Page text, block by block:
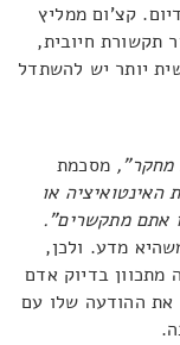
קצ'ום ממליץ
תקשורת חיובית,
יותר יש להשתדל
מחקר", מסכמת
או
אתם מתקשרים".
מדע. ולכן,
בדיוק אדם
את ההודעה שלו עם